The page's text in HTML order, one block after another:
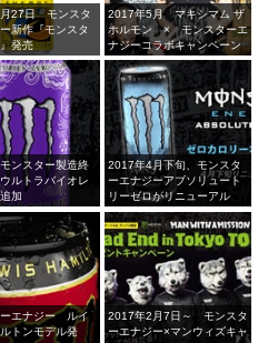
27日 モンスタ
新作『モンスタ
発売
2017年5月 マキシマム ザ
ホルモン × モンスターエ
ナジーコラボキャンペーン
ンスター製造終
ルトラバイオレ
加
2017年4月下旬、モンスタ
ーエナジーアブソリュート
リーゼロがリニューアル
ーエナジー ルイ
トンモデル発
2017年2月7日～ モンスタ
ーエナジー×マンウィズキャ